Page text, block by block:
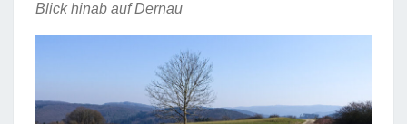
Blick hinab auf Dernau